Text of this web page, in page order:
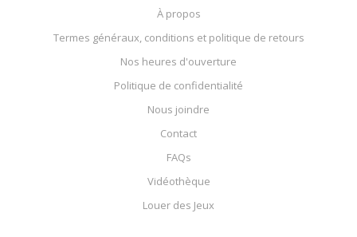
À propos
Termes généraux, conditions et politique de retours
Nos heures d'ouverture
Politique de confidentialité
Nous joindre
Contact
FAQs
Vidéothèque
Louer des Jeux